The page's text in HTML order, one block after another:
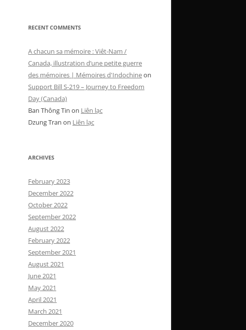
RECENT COMMENTS
A chacun sa mémoire : Viêt-Nam /
Canada, illustration d’une petite guerre
des mémoires | Mémoires d'Indochineon
Support Bill S-219 – Journey to Freedom
Day (Canada)
Ban Thông Tin on Liên lạc
Dzung Tran on Liên lạc
ARCHIVES
February 2023
December 2022
October 2022
September 2022
August 2022
February 2022
September 2021
August 2021
June 2021
May 2021
April 2021
March 2021
December 2020